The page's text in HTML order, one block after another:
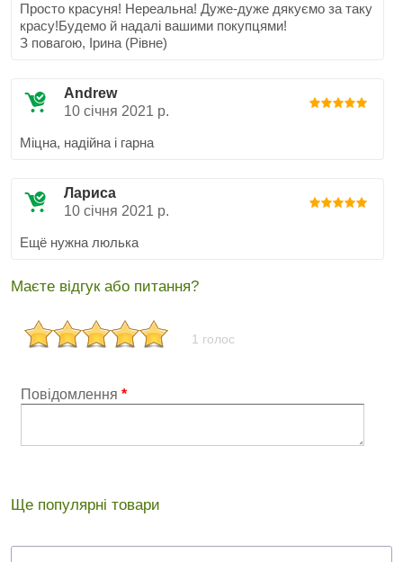
Просто красуня! Нереальна! Дуже-дуже дякуємо за таку
красу!Будемо й надалі вашими покупцями!
З повагою, Ірина (Рівне)
Andrew
10 січня 2021 р.
Міцна, надійна і гарна
Лариса
10 січня 2021 р.
Ещё нужна люлька
Маєте відгук або питання?
1 голос
Повідомлення *
Ще популярні товари